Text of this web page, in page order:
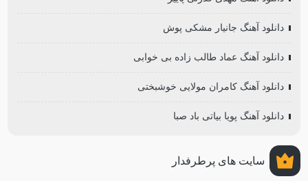
دانلود آهنگ جانیار مشکی پوش
دانلود آهنگ عماد طالب زاده بی خوابی
دانلود آهنگ کامران مولایی خوشبختی
دانلود آهنگ پویا بیاتی باد صبا
سایت های پرطرفدار